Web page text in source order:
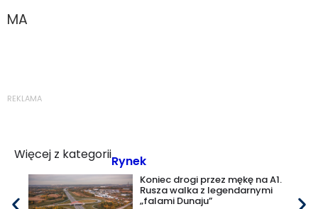
MA
REKLAMA
Więcej z kategoriiRynek
Koniec drogi przez mękę na A1.
Rusza walka z legendarnymi
„falami Dunaju”